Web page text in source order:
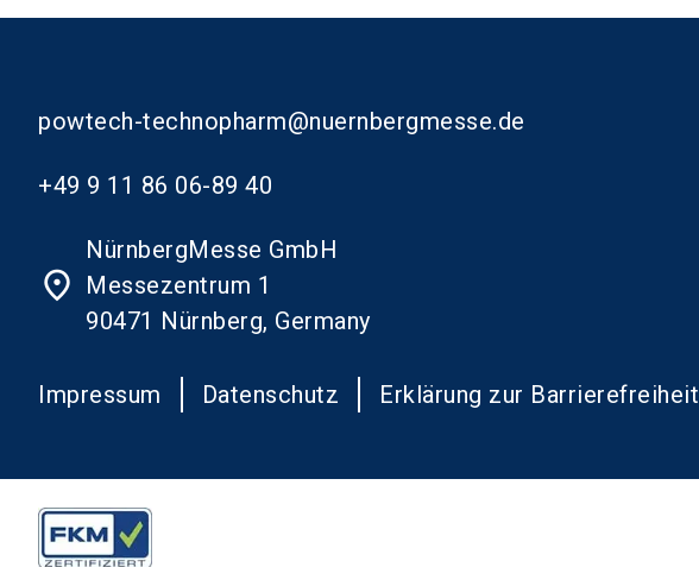
powtech-technopharm@nuernbergmesse.de
+49 9 11 86 06-89 40
place
NürnbergMesse GmbH
Messezentrum 1
90471 Nürnberg, Germany
Impressum Datenschutz Erklärung zur Barrierefreiheit